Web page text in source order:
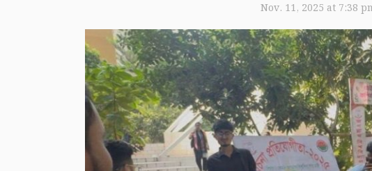
Nov. 11, 2025 at 7:38